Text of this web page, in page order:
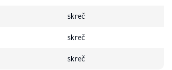
skreč
skreč
skreč